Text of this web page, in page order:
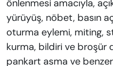
önlenmesi amacıyla,
yürüyüş, nöbet, basın
oturma eylemi, miting,
kurma, bildiri ve broşür
pankart asma ve